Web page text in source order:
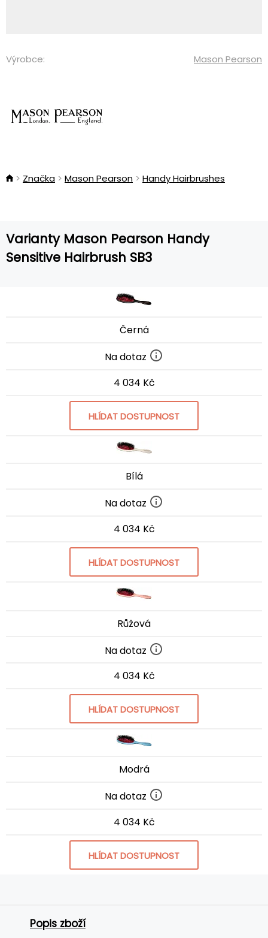
Výrobce: Mason Pearson
Značka Mason Pearson Handy Hairbrushes
Varianty Mason Pearson Handy
Sensitive Hairbrush SB3
Černá
Na dotaz
4 034 Kč
HLÍDAT DOSTUPNOST
Bílá
Na dotaz
4 034 Kč
HLÍDAT DOSTUPNOST
Růžová
Na dotaz
4 034 Kč
HLÍDAT DOSTUPNOST
Modrá
Na dotaz
4 034 Kč
HLÍDAT DOSTUPNOST
Popis zboží